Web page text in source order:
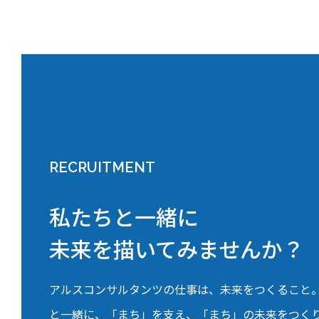
RECRUITMENT
私たちと一緒に
未来を描いてみませんか？
アルスコンサルタンツの仕事は、未来をつくること
と一緒に、「まち」を支え、「まち」の未来をつく